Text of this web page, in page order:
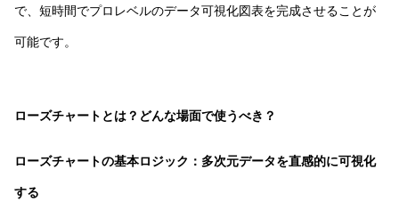
で、短時間でプロレベルのデータ可視化図表を完成させることが
可能です。
ローズチャートとは？どんな場面で使うべき？
ローズチャートの基本ロジック：多次元データを直感的に可視化
する